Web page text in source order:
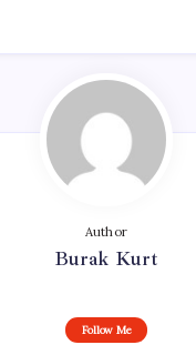
Author
Burak Kurt
Follow Me